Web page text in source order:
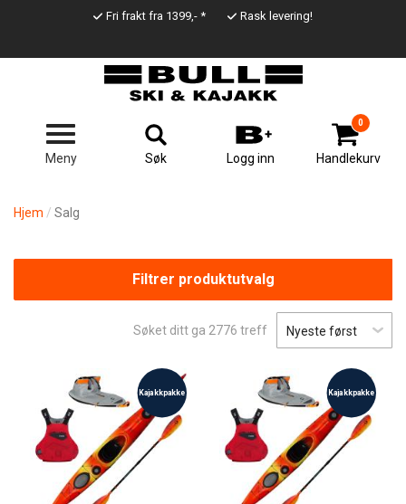
Line
Fri frakt fra 1399,- * Rask levering!
Meny Søk Logg inn Handlekurv
0
Hjem Salg
Filtrer produktutvalg
Søket ditt ga 2776 treff
Kajakkpakke Kajakkpakke